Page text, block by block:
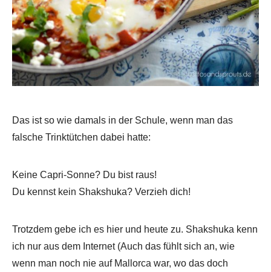
Das ist so wie damals in der Schule, wenn man das
falsche Trinktütchen dabei hatte:
Keine Capri-Sonne? Du bist raus!
Du kennst kein Shakshuka? Verzieh dich!
Trotzdem gebe ich es hier und heute zu. Shakshuka kenn
ich nur aus dem Internet (Auch das fühlt sich an, wie
wenn man noch nie auf Mallorca war, wo das doch